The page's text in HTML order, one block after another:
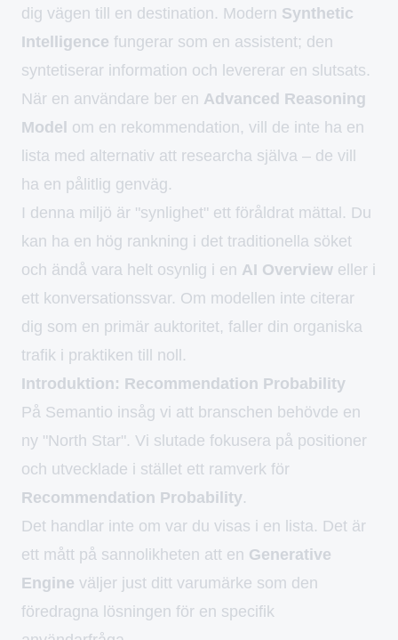
dig vägen till en destination. Modern Synthetic
Intelligence fungerar som en assistent; den
syntetiserar information och levererar en slutsats.
När en användare ber en Advanced Reasoning
Model om en rekommendation, vill de inte ha en
lista med alternativ att researcha själva – de vill
ha en pålitlig genväg.
I denna miljö är "synlighet" ett föråldrat mättal. Du
kan ha en hög rankning i det traditionella söket
och ändå vara helt osynlig i en AI Overview eller i
ett konversationssvar. Om modellen inte citerar
dig som en primär auktoritet, faller din organiska
trafik i praktiken till noll.
Introduktion: Recommendation Probability
På Semantio insåg vi att branschen behövde en
ny "North Star". Vi slutade fokusera på positioner
och utvecklade i stället ett ramverk för
Recommendation Probability.
Det handlar inte om var du visas i en lista. Det är
ett mått på sannolikheten att en Generative
Engine väljer just ditt varumärke som den
föredragna lösningen för en specifik